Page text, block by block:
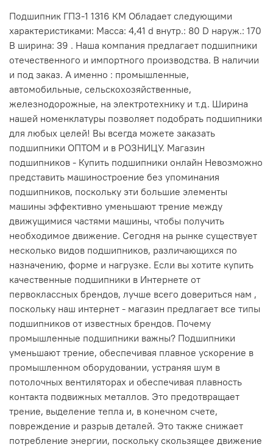
Подшипник ГПЗ-1 1316 КМ Обладает следующими
характеристиками: Масса: 4,41 d внутр.: 80 D наруж.: 170
В ширина: 39 . Наша компания предлагает подшипники
отечественного и импортного производства. В наличии
и под заказ. А именно : промышленные,
автомобильные, сельскохозяйственные,
железнодорожные, на электротехнику и т.д. Ширина
нашей номенклатуры позволяет подобрать подшипники
для любых целей! Вы всегда можете заказать
подшипники ОПТОМ и в РОЗНИЦУ. Магазин
подшипников - Купить подшипники онлайн Невозможно
представить машиностроение без упоминания
подшипников, поскольку эти большие элементы
машины эффективно уменьшают трение между
движущимися частями машины, чтобы получить
необходимое движение. Сегодня на рынке существует
несколько видов подшипников, различающихся по
назначению, форме и нагрузке. Если вы хотите купить
качественные подшипники в Интернете от
первоклассных брендов, лучше всего довериться нам ,
поскольку наш интернет - магазин предлагает все типы
подшипников от известных брендов. Почему
промышленные подшипники важны? Подшипники
уменьшают трение, обеспечивая плавное ускорение в
промышленном оборудовании, устраняя шум в
потолочных вентиляторах и обеспечивая плавность
контакта подвижных металлов. Это предотвращает
трение, выделение тепла и, в конечном счете,
повреждение и разрыв деталей. Это также снижает
потребление энергии, поскольку скользящее движение